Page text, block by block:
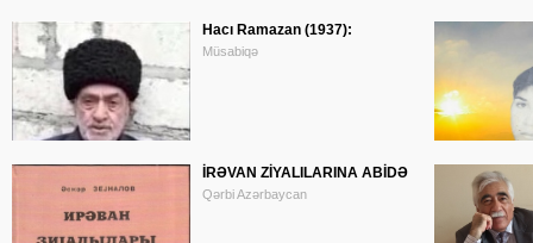
Hacı Ramazan (1937):
Müsabiqə
İRƏVAN ZİYALILARINA ABİDƏ
Qərbi Azərbaycan